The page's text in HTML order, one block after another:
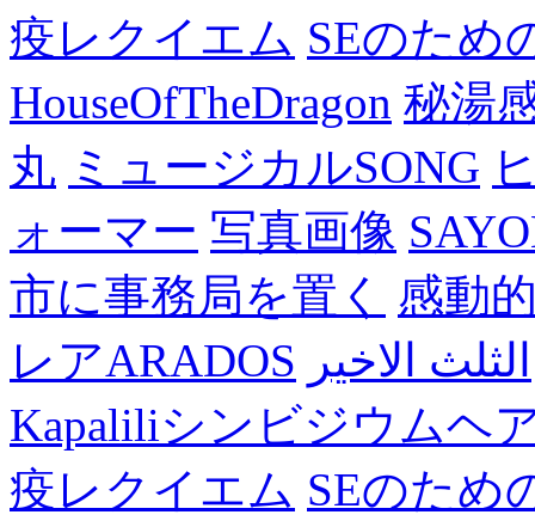
疫レクイエム SEのため
HouseOfTheDragon 秘湯
丸 ミュージカルSONG
ォーマー 写真画像
市に事務局を置く
感動
レアARADOS الثلث الاخير
Kapaliliシンビジウムヘ
疫レクイエム SEのため